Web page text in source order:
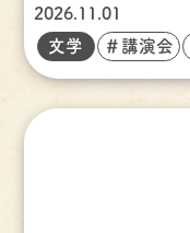
2026.11.01
文学 ＃講演会